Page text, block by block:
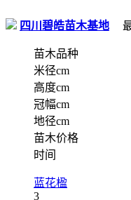
四川碧皓苗木基地
苗木品种
米径cm
高度cm
冠幅cm
地径cm
苗木价格
时间
蓝花楹
3